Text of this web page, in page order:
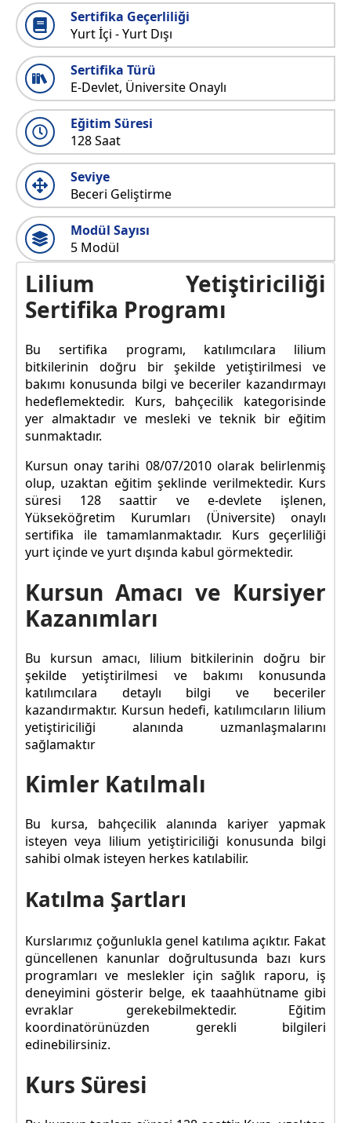
Sertifika Geçerliliği
Yurt İçi - Yurt Dışı
Sertifika Türü
E-Devlet, Üniversite Onaylı
Eğitim Süresi
128 Saat
Seviye
Beceri Geliştirme
Modül Sayısı
5 Modül
Lilium Yetiştiriciliği
Sertifika Programı
Bu sertifika programı, katılımcılara lilium
bitkilerinin doğru bir şekilde yetiştirilmesi ve
bakımı konusunda bilgi ve beceriler kazandırmayı
hedeflemektedir. Kurs, bahçecilik kategorisinde
yer almaktadır ve mesleki ve teknik bir eğitim
sunmaktadır.
Kursun onay tarihi 08/07/2010 olarak belirlenmiş
olup, uzaktan eğitim şeklinde verilmektedir. Kurs
süresi 128 saattir ve e-devlete işlenen,
Yükseköğretim Kurumları (Üniversite) onaylı
sertifika ile tamamlanmaktadır. Kurs geçerliliği
yurt içinde ve yurt dışında kabul görmektedir.
Kursun Amacı ve Kursiyer
Kazanımları
Bu kursun amacı, lilium bitkilerinin doğru bir
şekilde yetiştirilmesi ve bakımı konusunda
katılımcılara detaylı bilgi ve beceriler
kazandırmaktır. Kursun hedefi, katılımcıların lilium
yetiştiriciliği alanında uzmanlaşmalarını
sağlamaktır
Kimler Katılmalı
Bu kursa, bahçecilik alanında kariyer yapmak
isteyen veya lilium yetiştiriciliği konusunda bilgi
sahibi olmak isteyen herkes katılabilir.
Katılma Şartları
Kurslarımız çoğunlukla genel katılıma açıktır. Fakat
güncellenen kanunlar doğrultusunda bazı kurs
programları ve meslekler için sağlık raporu, iş
deneyimini gösterir belge, ek taaahhütname gibi
evraklar gerekebilmektedir. Eğitim
koordinatörünüzden gerekli bilgileri
edinebilirsiniz.
Kurs Süresi